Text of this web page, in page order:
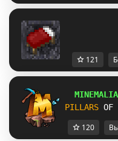
NEW
121
MINEMALIA
PILLARS OF
120